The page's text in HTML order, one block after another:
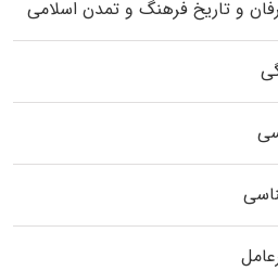
و تاریخ فرهنگ و تمدن اسلامی